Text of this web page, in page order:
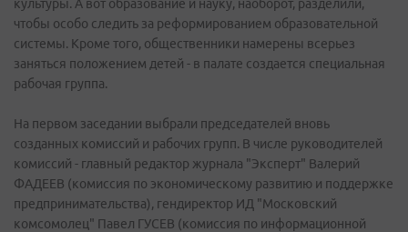
культуры. А вот образование и науку, наоборот, разделили,
чтобы особо следить за реформированием образовательной
системы. Кроме того, общественники намерены всерьез
заняться положением детей - в палате создается специальная
рабочая группа.
На первом заседании выбрали председателей вновь
созданных комиссий и рабочих групп. В числе руководителей
комиссий - главный редактор журнала "Эксперт" Валерий
ФАДЕЕВ (комиссия по экономическому развитию и поддержке
предпринимательства), гендиректор ИД "Московский
комсомолец" Павел ГУСЕВ (комиссия по информационной